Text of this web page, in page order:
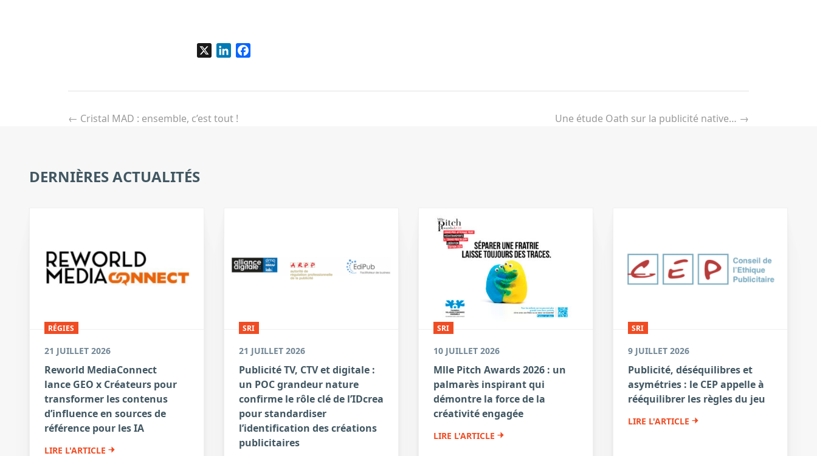
LinkedIn
de
← Cristal MAD : ensemble, c’est tout ! Une étude Oath sur la publicité native… →
DERNIÈRES ACTUALITÉS
RÉGIES
21 JUILLET 2026
Reworld MediaConnect
lance GEO x Créateurs pour
transformer les contenus
d’influence en sources de
référence pour les IA
LIRE L'ARTICLE
SRI
21 JUILLET 2026
Publicité TV, CTV et digitale :
un POC grandeur nature
confirme le rôle clé de l’IDcrea
pour standardiser
l’identification des créations
publicitaires
SRI
10 JUILLET 2026
Mlle Pitch Awards 2026 : un
palmarès inspirant qui
démontre la force de la
créativité engagée
LIRE L'ARTICLE
SRI
9 JUILLET 2026
Publicité, déséquilibres et
asymétries : le CEP appelle à
rééquilibrer les règles du jeu
LIRE L'ARTICLE